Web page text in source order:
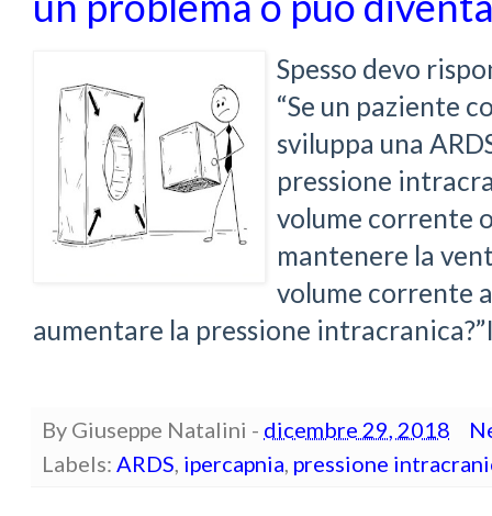
Spesso devo
“Se un paziente
sviluppa una
pressione
volume corrente
mantenere la
volume corrente
aumentare la pressione
By Giuseppe Natalini - dicembre 29, 2018
Labels: ARDS, ipercapnia, pressione